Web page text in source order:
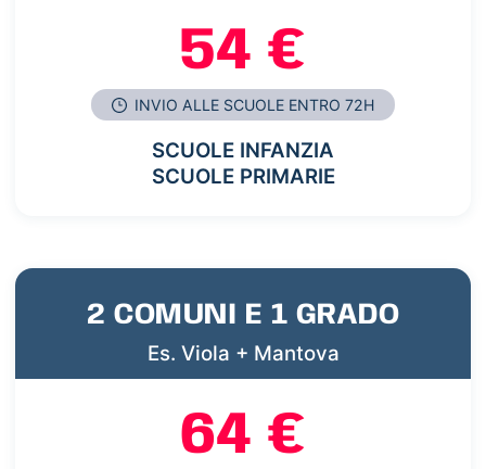
54 €
INVIO ALLE SCUOLE ENTRO 72H
SCUOLE INFANZIA
SCUOLE PRIMARIE
2 COMUNI E 1 GRADO
Es. Viola + Mantova
64 €